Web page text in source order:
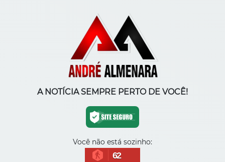
A NOTÍCIA SEMPRE PERTO DE VOCÊ!
Você não está sozinho:
62